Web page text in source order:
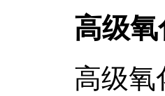
高级
高级氧